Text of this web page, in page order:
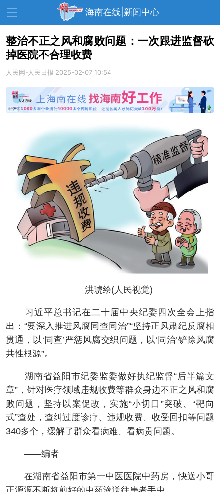
海南在线|新闻中心
资讯中心 热点
教育 健康 房产
展会 走读海南 周末去哪儿
人才在线 天涯企服
整治不正之风和腐败问题：一次跟进监督砍
掉医院不合理收费
人民网-人民日报 2025-02-07 10:54
洪琥绘(人民视觉)
习近平总书记在二十届中央纪委四次全会上指
出：“要深入推进风腐同查同治”“坚持正风肃纪反腐相
贯通，以‘同查’严惩风腐交织问题，以‘同治’铲除风腐
共性根源”。
湖南省益阳市纪委监委做好执纪监督“后半篇文
章”，针对医疗领域违规收费等群众身边不正之风和腐
败问题，坚持以案促改，实施“小切口”突破、“靶向
式”查处，查纠过度诊疗、违规收费、收受回扣等问题
340多个，缓解了群众看病难、看病贵问题。
——编者
在湖南省益阳市第一中医医院中药房，快送小哥